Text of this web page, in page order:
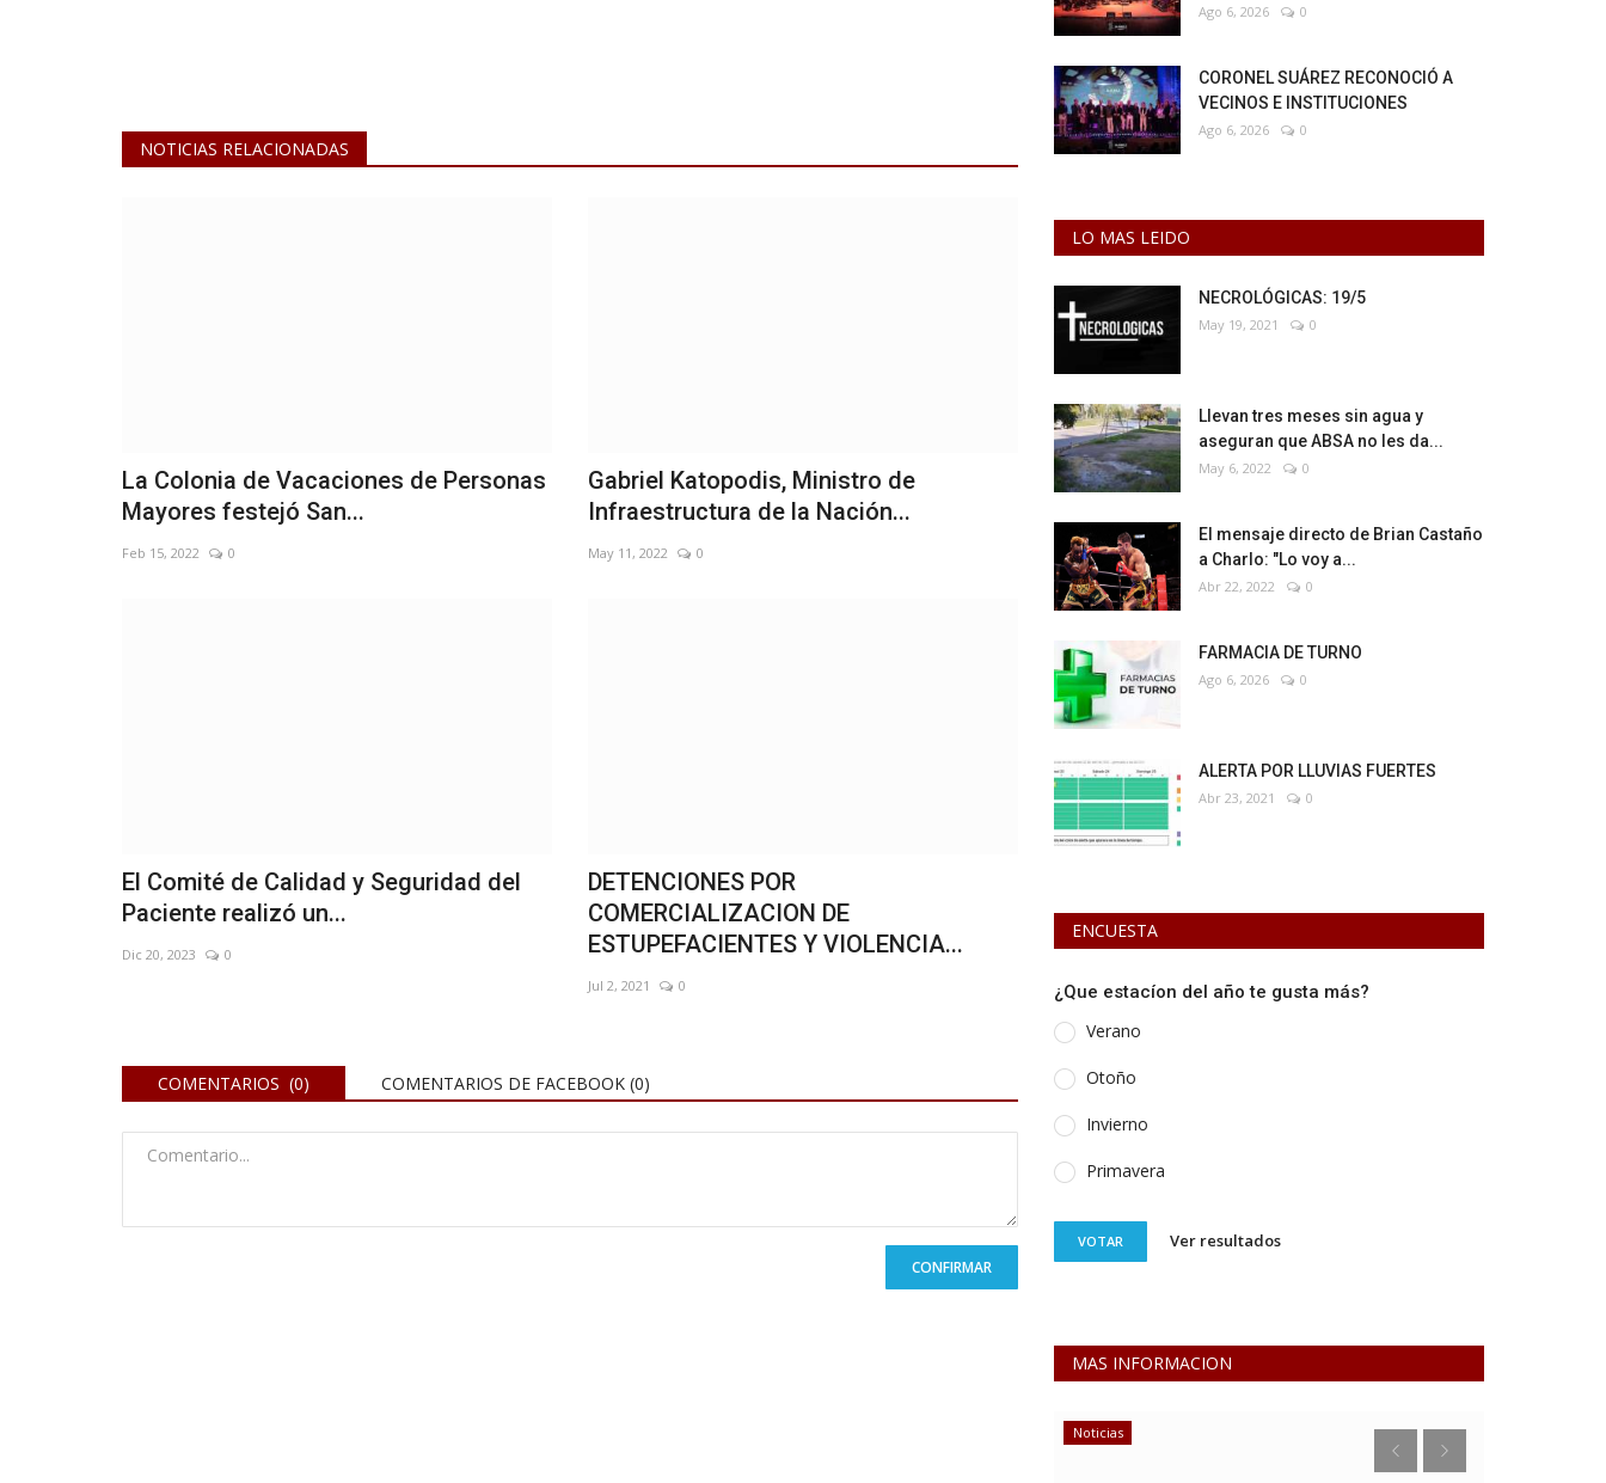
NOTICIAS RELACIONADAS
La Colonia de Vacaciones de Personas
Mayores festejó San...
Feb 15, 2022 0
Gabriel Katopodis, Ministro de
Infraestructura de la Nación...
May 11, 2022 0
El Comité de Calidad y Seguridad del
Paciente realizó un...
Dic 20, 2023 0
DETENCIONES POR
COMERCIALIZACION DE
ESTUPEFACIENTES Y VIOLENCIA...
Jul 2, 2021 0
COMENTARIOS (0) COMENTARIOS DE FACEBOOK (0)
CONFIRMAR
Ago 6, 2026 0
CORONEL SUÁREZ RECONOCIÓ A
VECINOS E INSTITUCIONES
Ago 6, 2026 0
LO MAS LEIDO
NECROLÓGICAS: 19/5
May 19, 2021 0
Llevan tres meses sin agua y
aseguran que ABSA no les da...
May 6, 2022 0
El mensaje directo de Brian Castaño
a Charlo: "Lo voy a...
Abr 22, 2022 0
FARMACIA DE TURNO
Ago 6, 2026 0
ALERTA POR LLUVIAS FUERTES
Abr 23, 2021 0
ENCUESTA
¿Que estacíon del año te gusta más?
Verano
Otoño
Invierno
Primavera
VOTAR Ver resultados
MAS INFORMACION
Noticias